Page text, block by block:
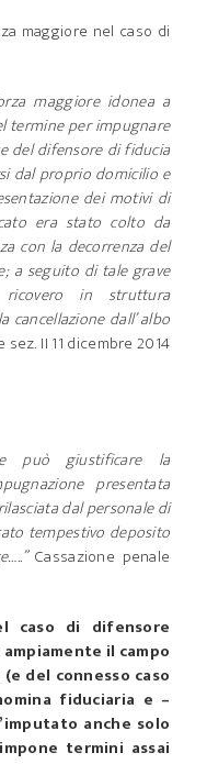
maggiore nel caso di
maggiore idonea a
termine per impugnare
del difensore di fiducia
dal proprio domicilio e
dei motivi di
era stato colto da
con la decorrenza del
a seguito di tale grave
ricovero in struttura
dall’ albo
II 11 dicembre 2014
può giustificare la
presentata
dal personale di
tempestivo deposito
Cassazione penale
caso di difensore
il campo
del connesso caso
fiduciaria e –
anche solo
termini assai